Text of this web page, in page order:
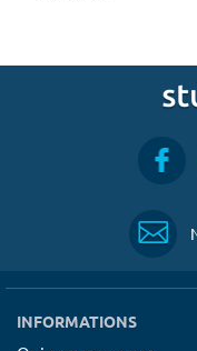
INFORMATIONS